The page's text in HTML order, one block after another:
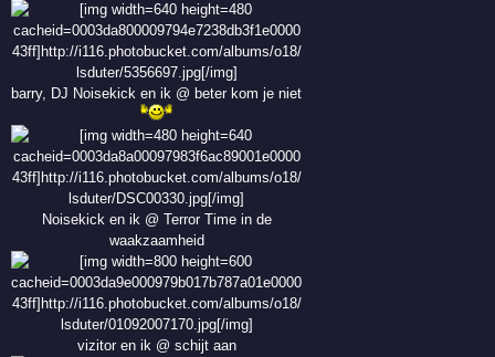
barry, DJ Noisekick en ik @ beter kom je niet
Noisekick en ik @ Terror Time in de
waakzaamheid
vizitor en ik @ schijt aan